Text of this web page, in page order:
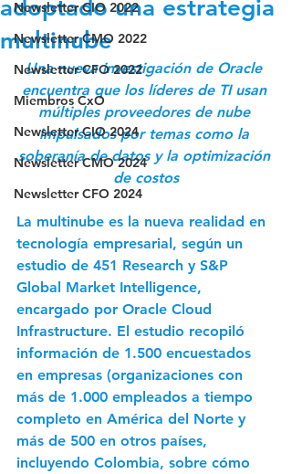
Newsletter CIO 2022
Newsletter CMO 2022
Newsletter CFO 2022
Miembros CxO
Newsletter CIO 2024
Newsletter CMO 2024
Newsletter CFO 2024
adoptado una estrategia
multinube
Una nueva investigación de Oracle
encuentra que los líderes de TI usan
múltiples proveedores de nube
impulsados por temas como la
soberanía de datos y la optimización
de costos
La multinube es la nueva realidad en
tecnología empresarial, según un
estudio de 451 Research y S&P
Global Market Intelligence,
encargado por Oracle Cloud
Infrastructure. El estudio recopiló
información de 1.500 encuestados
en empresas (organizaciones con
más de 1.000 empleados a tiempo
completo en América del Norte y
más de 500 en otros países,
incluyendo Colombia, sobre cómo